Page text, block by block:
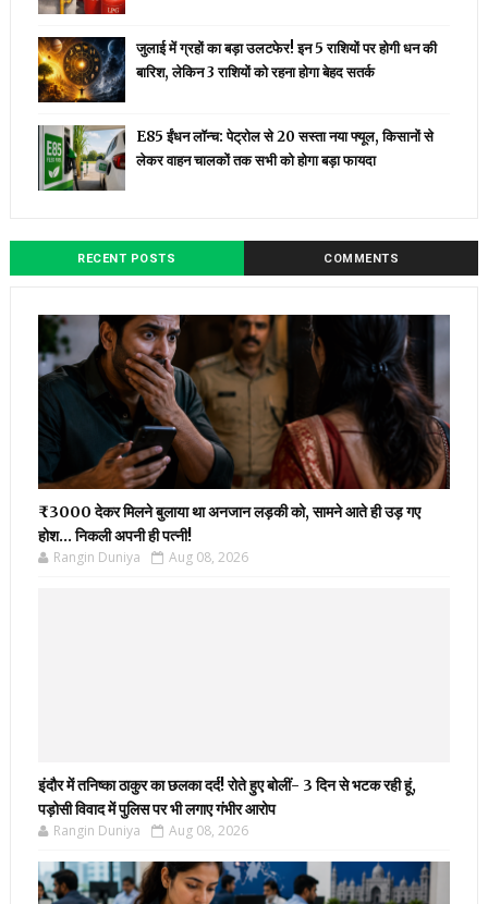
जुलाई में ग्रहों का बड़ा उलटफेर! इन 5 राशियों पर होगी धन की
बारिश, लेकिन 3 राशियों को रहना होगा बेहद सतर्क
E85 ईंधन लॉन्च: पेट्रोल से ₹20 सस्ता नया फ्यूल, किसानों से
लेकर वाहन चालकों तक सभी को होगा बड़ा फायदा
RECENT POSTS COMMENTS
₹3000 देकर मिलने बुलाया था अनजान लड़की को, सामने आते ही उड़ गए
होश… निकली अपनी ही पत्नी!
Rangin Duniya Aug 08, 2026
इंदौर में तनिष्का ठाकुर का छलका दर्द! रोते हुए बोलीं- 3 दिन से भटक रही हूं,
पड़ोसी विवाद में पुलिस पर भी लगाए गंभीर आरोप
Rangin Duniya Aug 08, 2026